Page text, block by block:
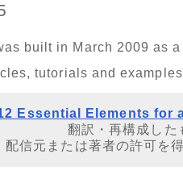
built in March 2009 as
tutorials and
Essential Elements for
翻訳・再構成した
配信元または著者の許可を